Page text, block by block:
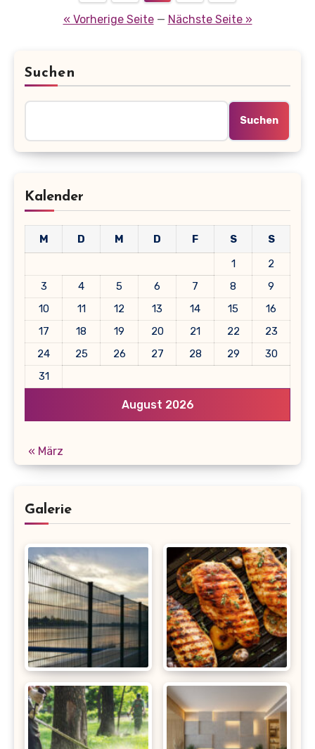
« Vorherige Seite— Nächste Seite »
Suchen
Suchen
Kalender
August 2026
M D M D F S
S
1
2
3
4 5 6 7 8
9
10
11 12 13 14 15
16
17
18 19 20 21 22
23
24
25 26 27 28 29
30
31
« März
Galerie